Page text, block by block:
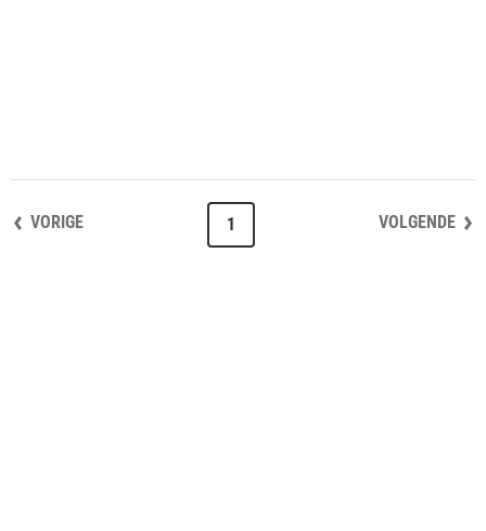
VORIGE VOLGENDE
1